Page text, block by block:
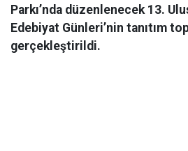
Parkı’nda düzenlenecek 13.
Edebiyat Günleri’nin tanıtım
gerçekleştirildi.